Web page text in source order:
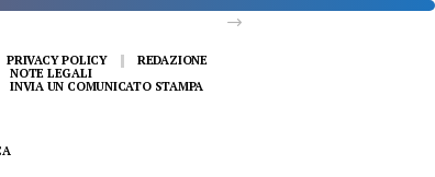
PRIVACY POLICY
REDAZIONE
NOTE LEGALI
INVIA UN COMUNICATO STAMPA